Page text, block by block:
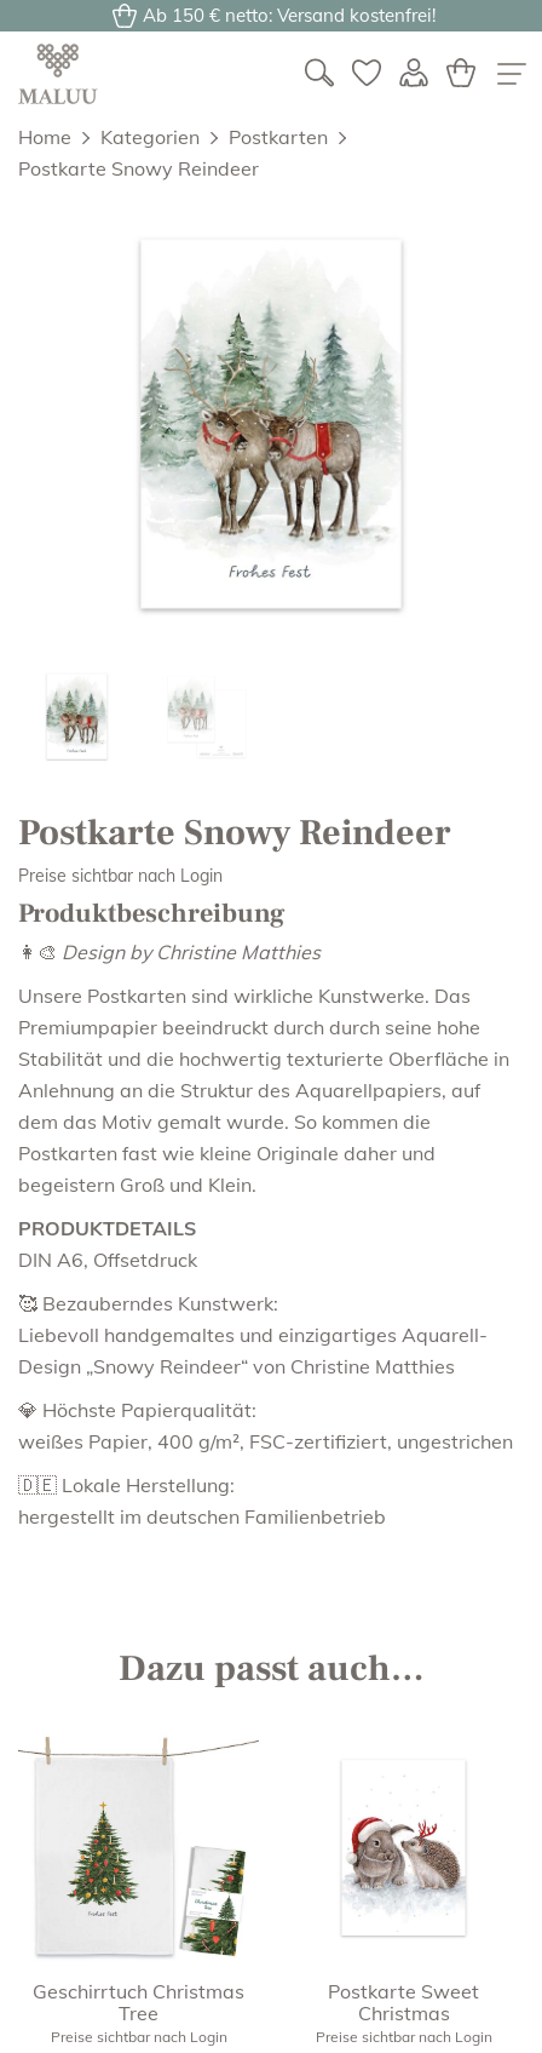
Ab 150 € netto: Versand kostenfrei!
Home Kategorien
Postkarten
Postkarte Snowy Reindeer
Postkarte Snowy Reindeer
Preise sichtbar nach Login
Produktbeschreibung
👩‍🎨 Design by Christine Matthies
Unsere Postkarten sind wirkliche Kunstwerke. Das
Premiumpapier beeindruckt durch durch seine hohe
Stabilität und die hochwertig texturierte Oberfläche in
Anlehnung an die Struktur des Aquarellpapiers, auf
dem das Motiv gemalt wurde. So kommen die
Postkarten fast wie kleine Originale daher und
begeistern Groß und Klein.
PRODUKTDETAILS
DIN A6, Offsetdruck
🥰 Bezauberndes Kunstwerk:
Liebevoll handgemaltes und einzigartiges Aquarell-
Design „Snowy Reindeer“ von Christine Matthies
💎 Höchste Papierqualität:
weißes Papier, 400 g/m², FSC-zertifiziert, ungestrichen
🇩🇪 Lokale Herstellung:
hergestellt im deutschen Familienbetrieb
Dazu passt auch…
Geschirrtuch Christmas
Tree
Preise sichtbar nach Login
Postkarte Sweet
Christmas
Preise sichtbar nach Login